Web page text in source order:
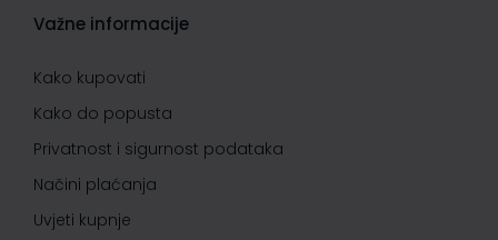
Važne informacije
Kako kupovati
Kako do popusta
Privatnost i sigurnost podataka
Načini plaćanja
Uvjeti kupnje